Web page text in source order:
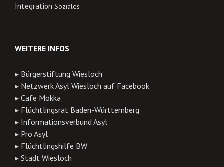
Integration Soziales
WEITERE INFOS
▸ Bürgerstiftung Wiesloch
▸ Netzwerk Asyl Wiesloch auf Facebook
▸ Cafe Mokka
▸ Flüchtlingsrat Baden-Württemberg
▸ Informationsverbund Asyl
▸ Pro Asyl
▸ Flüchtlingshilfe BW
▸ Stadt Wiesloch